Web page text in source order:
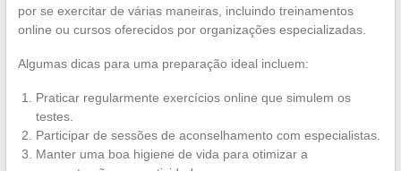
por se exercitar de várias maneiras, incluindo treinamentos
online ou cursos oferecidos por organizações especializadas.
Algumas dicas para uma preparação ideal incluem:
Praticar regularmente exercícios online que simulem os
testes.
Participar de sessões de aconselhamento com especialistas.
Manter uma boa higiene de vida para otimizar a